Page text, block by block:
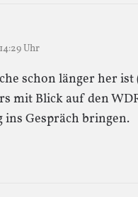
Uhr
schon länger her
mit Blick auf den
Gespräch bringen.